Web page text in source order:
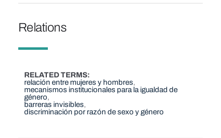
Relations
RELATED TERMS
relación entre mujeres y hombres
mecanismos institucionales para la igualdad de
género
barreras invisibles
discriminación por razón de sexo y género